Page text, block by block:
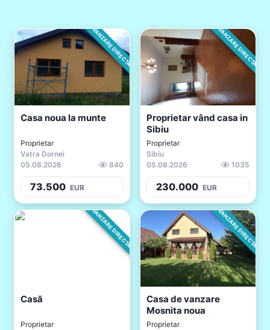
VANZARE DIRECTA
Casa noua la munte
Proprietar
Vatra Dornei
05.08.2026
840
73.500 EUR
VANZARE DIRECTA
Proprietar vând casa in
Sibiu
Proprietar
Sibiu
05.08.2026
1035
230.000 EUR
VANZARE DIRECTA
Casă
Proprietar
VANZARE DIRECTA
Casa de vanzare
Mosnita noua
Proprietar